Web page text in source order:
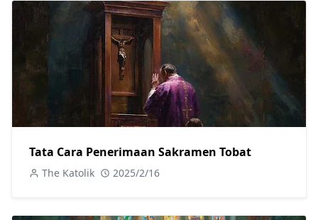
Tata Cara Penerimaan Sakramen Tobat
The Katolik 2025/2/16